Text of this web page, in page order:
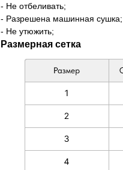
- Не отбеливать;
- Разрешена машинная сушка;
- Не утюжить;
Размерная сетка